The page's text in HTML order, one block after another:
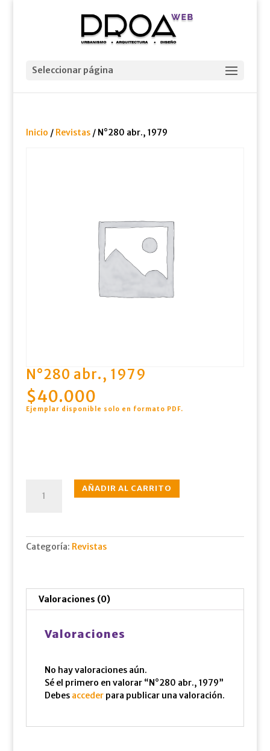
Seleccionar página
Inicio / Revistas/ N°280 abr., 1979
N°280 abr., 1979
$40.000
Ejemplar disponible solo en formato PDF.
abr.,
AÑADIR AL CARRITO
Categoría: Revistas
Valoraciones (0)
Valoraciones
No hay valoraciones aún.
Sé el primero en valorar “N°280 abr., 1979”
Debes accederpara publicar una valoración.